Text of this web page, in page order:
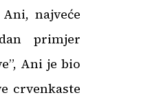
najveće
primjer
Ani je bio
crvenkaste